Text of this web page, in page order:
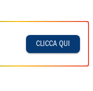
CLICCA QUI